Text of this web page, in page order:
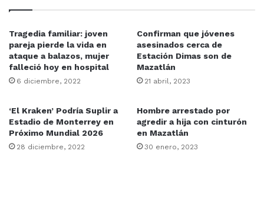
Mazatlán Sinaloa UAS
Tragedia familiar: joven
pareja pierde la vida en
ataque a balazos, mujer
falleció hoy en hospital
6 diciembre, 2022
Confirman que jóvenes
asesinados cerca de
Estación Dimas son de
Mazatlán
21 abril, 2023
‘El Kraken’ Podría Suplir a
Estadio de Monterrey en
Próximo Mundial 2026
28 diciembre, 2022
Hombre arrestado por
agredir a hija con cinturón
en Mazatlán
30 enero, 2023